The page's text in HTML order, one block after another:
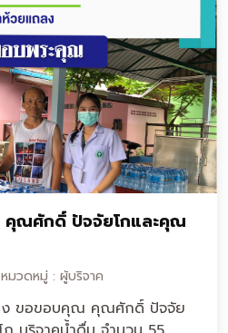
ณศักดิ์ ปัจจัยโกและคุณ
หมวดหมู่ : ผู้บริจาค
ง ขอขอบคุณ คุณศักดิ์ ปัจจัย